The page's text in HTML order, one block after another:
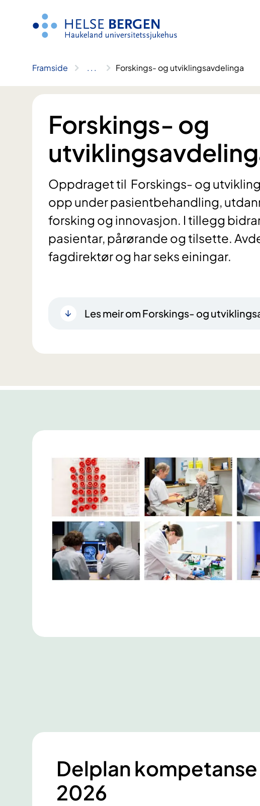
Framside .. . Forskings- og utviklingsavdelinga
Forskings- og
Oppdraget til Forskings- og
opp under pasientbehandling,
forsking og innovasjon. I tillegg
pasientar, pårørande og tilsette.
fagdirektør og har seks einingar.
Les meir om Forskings- og
Delplan
2026